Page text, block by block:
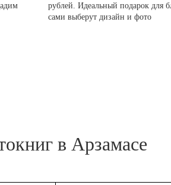
рублей. Идеальный подарок для
сами выберут дизайн и фото
в Арзамасе